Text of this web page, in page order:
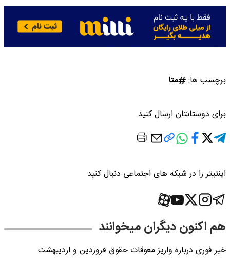
برچسب ها: متا
برای دوستانتان ارسال کنید
اینتیتر را در شبکه های اجتماعی دنبال کنید
هم اکنون دیگران میخوانند
خبر فوری درباره واریز معوقات حقوق فروردین و اردیبهشت